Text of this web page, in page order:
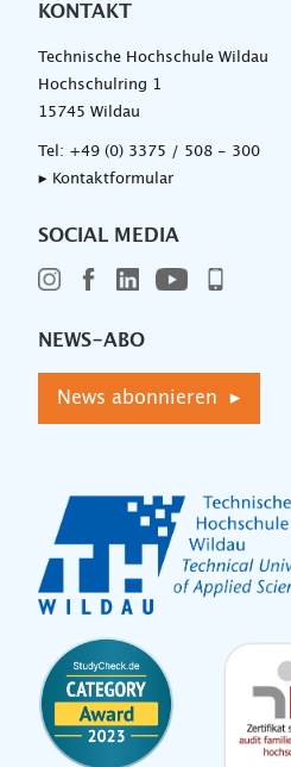
KONTAKT
Technische Hochschule Wildau
Hochschulring 1
15745 Wildau
Tel: +49 (0) 3375 / 508 - 300
▸ Kontaktformular
SOCIAL MEDIA
NEWS-ABO
News abonnieren ▸